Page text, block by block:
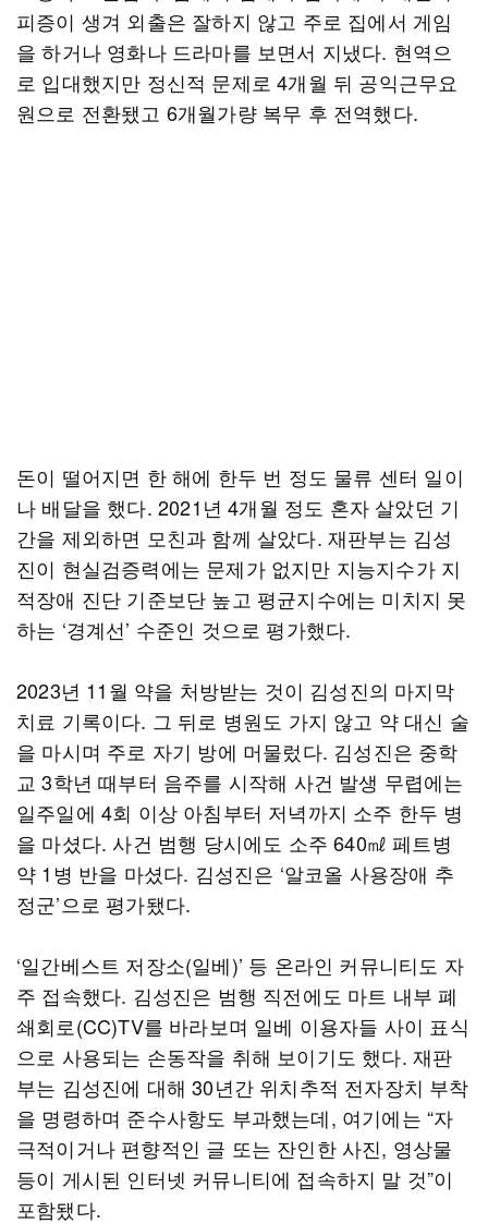
피증이 생겨 외출은 잘하지 않고 주로 집에서 게임
을 하거나 영화나 드라마를 보면서 지냈다. 현역으
로 입대했지만 정신적 문제로 4개월 뒤 공익근무요
원으로 전환됐고 6개월가량 복무 후 전역했다.
돈이 떨어지면 한 해에 한두 번 정도 물류 센터 일이
나 배달을 했다. 2021년 4개월 정도 혼자 살았던 기
간을 제외하면 모친과 함께 살았다. 재판부는 김성
진이 현실검증력에는 문제가 없지만 지능지수가 지
적장애 진단 기준보단 높고 평균지수에는 미치지 못
하는 ‘경계선’ 수준인 것으로 평가했다.
2023년 11월 약을 처방받는 것이 김성진의 마지막
치료 기록이다. 그 뒤로 병원도 가지 않고 약 대신 술
을 마시며 주로 자기 방에 머물렀다. 김성진은 중학
교 3학년 때부터 음주를 시작해 사건 발생 무렵에는
일주일에 4회 이상 아침부터 저녁까지 소주 한두 병
을 마셨다. 사건 범행 당시에도 소주 640㎖ 페트병
약 1병 반을 마셨다. 김성진은 ‘알코올 사용장애 추
정군’으로 평가됐다.
‘일간베스트 저장소(일베)’ 등 온라인 커뮤니티도 자
주 접속했다. 김성진은 범행 직전에도 마트 내부 폐
쇄회로(CC)TV를 바라보며 일베 이용자들 사이 표식
으로 사용되는 손동작을 취해 보이기도 했다. 재판
부는 김성진에 대해 30년간 위치추적 전자장치 부착
을 명령하며 준수사항도 부과했는데, 여기에는 “자
극적이거나 편향적인 글 또는 잔인한 사진, 영상물
등이 게시된 인터넷 커뮤니티에 접속하지 말 것”이
포함됐다.